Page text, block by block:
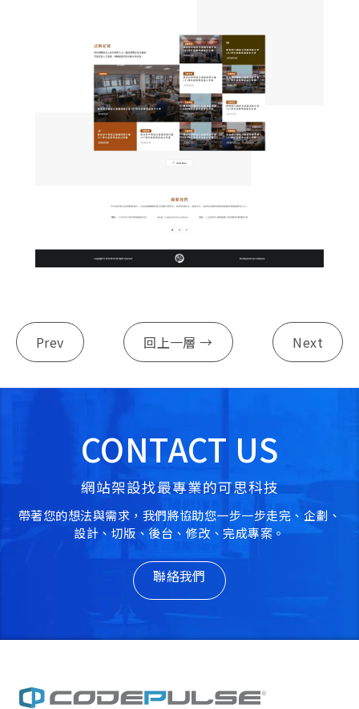
Prev 回上一層 → Next
CONTACT US
網站架設找最專業的可思科技
帶著您的想法與需求，我們將協助您一步一步走完、企劃、
設計、切版、後台、修改、完成專案。
聯絡我們